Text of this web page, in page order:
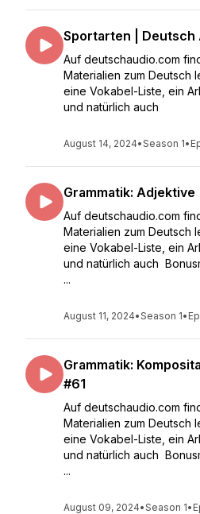
Sportarten | Deutsch
Auf deutschaudio.com
Materialien zum Deutsch
eine Vokabel-Liste, ein
und natürlich auch
August 14, 2024•Season 1•
Grammatik:
Auf deutschaudio.com
Materialien zum Deutsch
eine Vokabel-Liste, ein
und natürlich auch
...
August 11, 2024•Season 1•
Grammatik:
#61
Auf deutschaudio.com
Materialien zum Deutsch
eine Vokabel-Liste, ein
und natürlich auch
...
August 09, 2024•Season 1•